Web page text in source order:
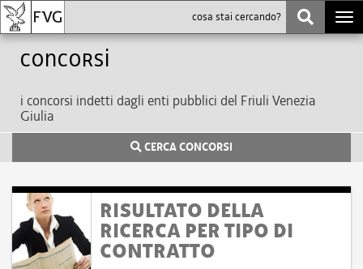
Concorsi
i concorsi indetti dagli enti pubblici del Friuli Venezia
Giulia
CERCA CONCORSI
RISULTATO DELLA
RICERCA PER TIPO DI
CONTRATTO